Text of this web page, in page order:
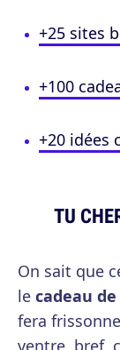
+25 sites
+100
+20 idées
TU
On sait que
le cadeau
fera
ventre, bref,